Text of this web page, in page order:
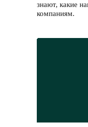
знают, какие
компаниям.